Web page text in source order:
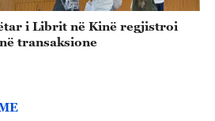
i Librit në Kinë regjistroi
transaksione